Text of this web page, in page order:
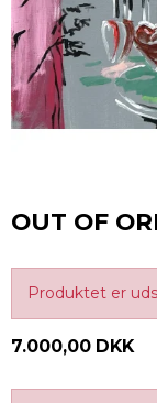
OUT OF
Produktet er
7.000,00 DKK